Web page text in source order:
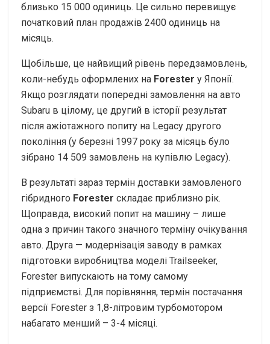
близько 15 000 одиниць. Це сильно перевищує
початковий план продажів 2400 одиниць на
місяць.
Щобільше, це найвищий рівень передзамовлень,
коли-небудь оформлених на Forester у Японії.
Якщо розглядати попередні замовлення на авто
Subaru в цілому, це другий в історії результат
після ажіотажного попиту на Legacy другого
покоління (у березні 1997 року за місяць було
зібрано 14 509 замовлень на купівлю Legacy).
В результаті зараз термін доставки замовленого
гібридного Forester складає приблизно рік.
Щоправда, високий попит на машину – лише
одна з причин такого значного терміну очікування
авто. Друга — модернізація заводу в рамках
підготовки виробництва моделі Trailseeker,
Forester випускають на тому самому
підприємстві. Для порівняння, термін постачання
версії Forester з 1,8-літровим турбомотором
набагато менший – 3-4 місяці.